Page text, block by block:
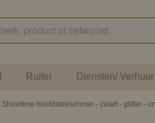
Ruiter Diensten/ Verhuur
Showtime hoofdstelnummer - zwart - glitter -